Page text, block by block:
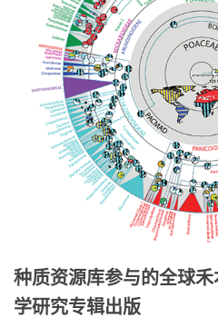
种质资源库参与的全球
学研究专辑出版